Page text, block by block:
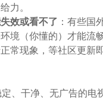
力。
效或看不了 ：有些国
境（你懂的）才能流
常现象，等社区更新即
、干净、无广告的电